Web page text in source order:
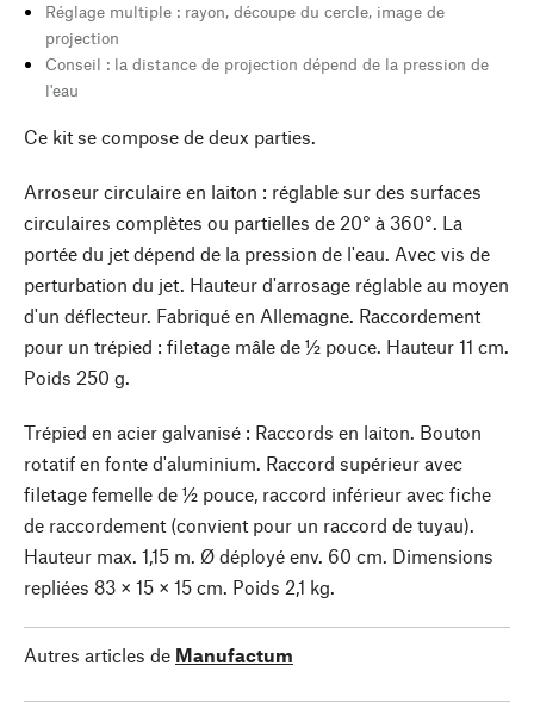
Réglage multiple : rayon, découpe du cercle, image de
projection
Conseil : la distance de projection dépend de la pression de
l'eau
Ce kit se compose de deux parties.
Arroseur circulaire en laiton : réglable sur des surfaces
circulaires complètes ou partielles de 20° à 360°. La
portée du jet dépend de la pression de l'eau. Avec vis de
perturbation du jet. Hauteur d'arrosage réglable au moyen
d'un déflecteur. Fabriqué en Allemagne. Raccordement
pour un trépied : filetage mâle de ½ pouce. Hauteur 11 cm.
Poids 250 g.
Trépied en acier galvanisé : Raccords en laiton. Bouton
rotatif en fonte d'aluminium. Raccord supérieur avec
filetage femelle de ½ pouce, raccord inférieur avec fiche
de raccordement (convient pour un raccord de tuyau).
Hauteur max. 1,15 m. Ø déployé env. 60 cm. Dimensions
repliées 83 × 15 × 15 cm. Poids 2,1 kg.
Autres articles de Manufactum